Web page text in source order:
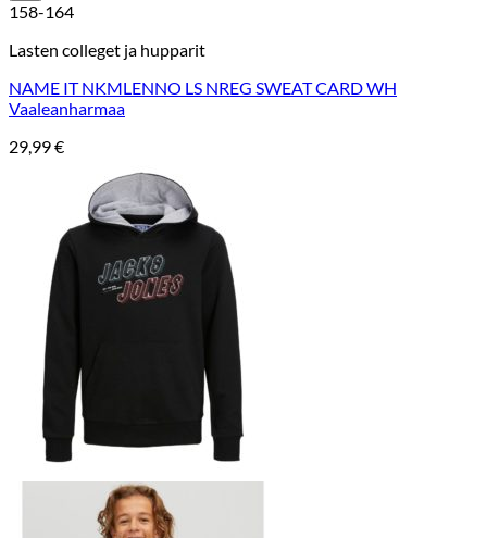
158-164
Lasten colleget ja hupparit
NAME IT NKMLENNO LS NREG SWEAT CARD WH
Vaaleanharmaa
29,99€